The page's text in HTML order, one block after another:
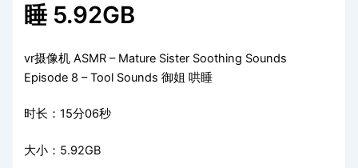
睡 5.92GB
vr摄像机 ASMR – Mature Sister Soothing Sounds
Episode 8 – Tool Sounds 御姐 哄睡
时长：15分06秒
大小：5.92GB